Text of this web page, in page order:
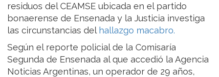
residuos del CEAMSE ubicada en el partido
bonaerense de Ensenada y la Justicia investiga
las circunstancias del hallazgo macabro.
Según el reporte policial de la Comisaría
Segunda de Ensenada al que accedió la Agencia
Noticias Argentinas, un operador de 29 años,